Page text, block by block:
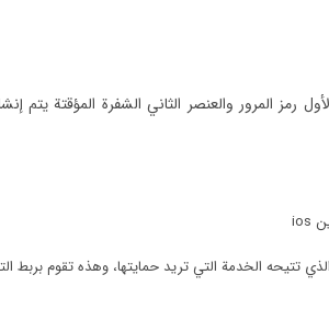
المرور والعنصر الثاني الشفرة المؤقتة يتم
تتيحه الخدمة التي تريد حمايتها، وهذه تقوم بربط